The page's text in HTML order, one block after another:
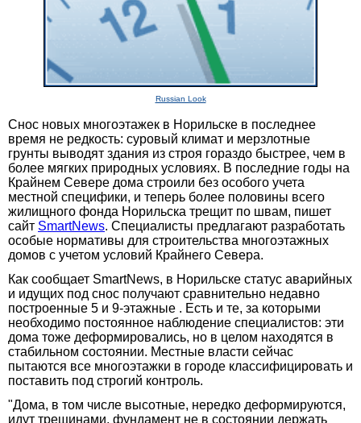
Russian Look
Снос новых многоэтажек в Норильске в последнее
время не редкость: суровый климат и мерзлотные
грунты выводят здания из строя гораздо быстрее, чем в
более мягких природных условиях. В последние годы на
Крайнем Севере дома строили без особого учета
местной специфики, и теперь более половины всего
жилищного фонда Норильска трещит по швам, пишет
сайт SmartNews. Специалисты предлагают разработать
особые нормативы для строительства многоэтажных
домов с учетом условий Крайнего Севера.
Как сообщает SmartNews, в Норильске статус аварийных
и идущих под снос получают сравнительно недавно
построенные 5 и 9-этажные . Есть и те, за которыми
необходимо постоянное наблюдение специалистов: эти
дома тоже деформировались, но в целом находятся в
стабильном состоянии. Местные власти сейчас
пытаются все многоэтажки в городе классифицировать и
поставить под строгий контроль.
"Дома, в том числе высотные, нередко деформируются,
идут трещинами, фундамент не в состоянии держать